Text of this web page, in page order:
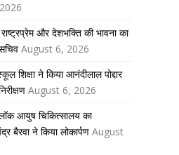
राष्ट्रप्रेम और देशभक्ति की भावना का
August 6, 2026
शिक्षा ने किया आनंदीलाल पोद्दार
August 6, 2026
आयुष चिकित्सालय का
बैरवा ने किया लोकार्पण August